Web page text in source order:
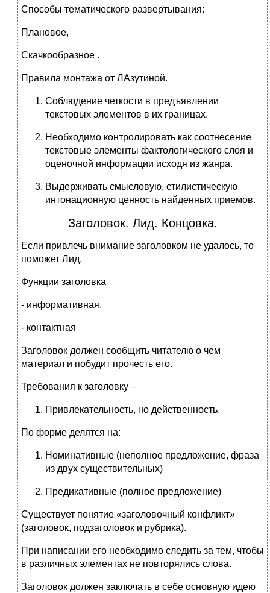
Способы тематического развертывания:
Плановое,
Скачкообразное .
Правила монтажа от ЛАзутиной.
Соблюдение четкости в предъявлении
текстовых элементов в их границах.
Необходимо контролировать как соотнесение
текстовые элементы фактологического слоя и
оценочной информации исходя из жанра.
Выдерживать смысловую, стилистическую
интонационную ценность найденных приемов.
Заголовок. Лид. Концовка.
Если привлечь внимание заголовком не удалось, то
поможет Лид.
Функции заголовка
- информативная,
- контактная
Заголовок должен сообщить читателю о чем
материал и побудит прочесть его.
Требования к заголовку –
Привлекательность, но действенность.
По форме делятся на:
Номинативные (неполное предложение, фраза
из двух существительных)
Предикативные (полное предложение)
Существует понятие «заголовочный конфликт»
(заголовок, подзаголовок и рубрика).
При написании его необходимо следить за тем, чтобы
в различных элементах не повторялись слова.
Заголовок должен заключать в себе основную идею